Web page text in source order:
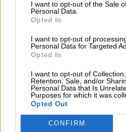
I want to opt-out of the Sale
Personal Data.
Opted In
I want to opt-out of
Personal Data for Targeted
Opted In
I want to opt-out of Collection,
Retention, Sale, and/or
Personal Data that Is
Purposes for which it was
Opted Out
CONFIRM
NOTICIAS
LOCO MUNDO |